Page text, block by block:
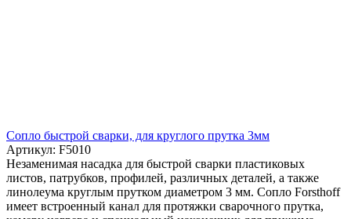
Cопло быстрой сварки, для круглого прутка 3мм
Артикул: F5010
Незаменимая насадка для быстрой сварки пластиковых
листов, патрубков, профилей, различных деталей, а также
линолеума круглым прутком диаметром 3 мм. Сопло Forsthoff
имеет встроенный канал для протяжки сварочного прутка,